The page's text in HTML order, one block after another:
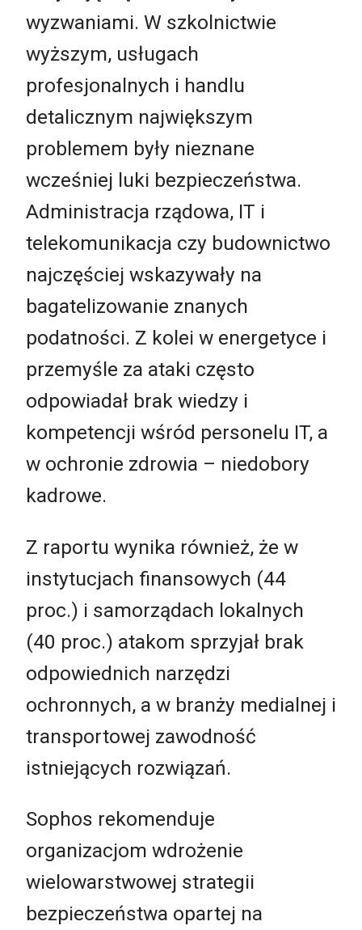
wyzwaniami. W szkolnictwie
wyższym, usługach
profesjonalnych i handlu
detalicznym największym
problemem były nieznane
wcześniej luki bezpieczeństwa.
Administracja rządowa, IT i
telekomunikacja czy budownictwo
najczęściej wskazywały na
bagatelizowanie znanych
podatności. Z kolei w energetyce i
przemyśle za ataki często
odpowiadał brak wiedzy i
kompetencji wśród personelu IT, a
w ochronie zdrowia – niedobory
kadrowe.
Z raportu wynika również, że w
instytucjach finansowych (44
proc.) i samorządach lokalnych
(40 proc.) atakom sprzyjał brak
odpowiednich narzędzi
ochronnych, a w branży medialnej i
transportowej zawodność
istniejących rozwiązań.
Sophos rekomenduje
organizacjom wdrożenie
wielowarstwowej strategii
bezpieczeństwa opartej na